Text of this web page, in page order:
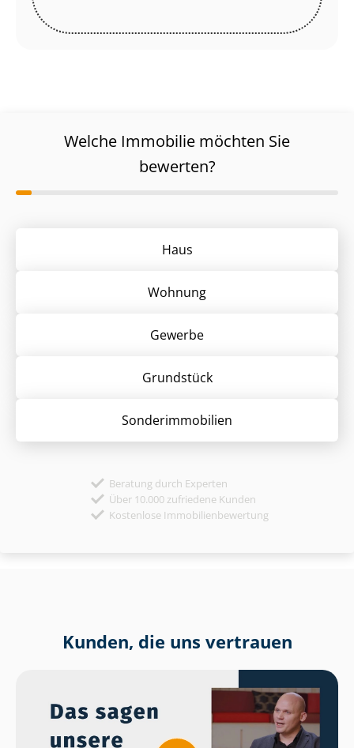
Welche Immobilie möchten Sie
bewerten?
Haus
Wohnung
Gewerbe
Grund­stück
Sonder­immobilien
Beratung durch Experten
Über 10.000 zufriedene Kunden
Kostenlose Immobilienbewertung
Kunden, die uns vertrauen